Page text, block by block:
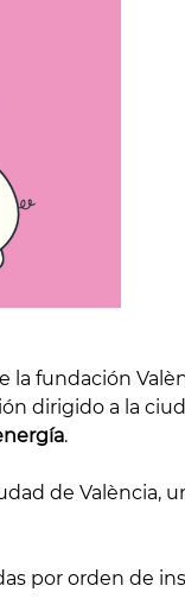
la fundación
dirigido a la
.
de València,
por orden de